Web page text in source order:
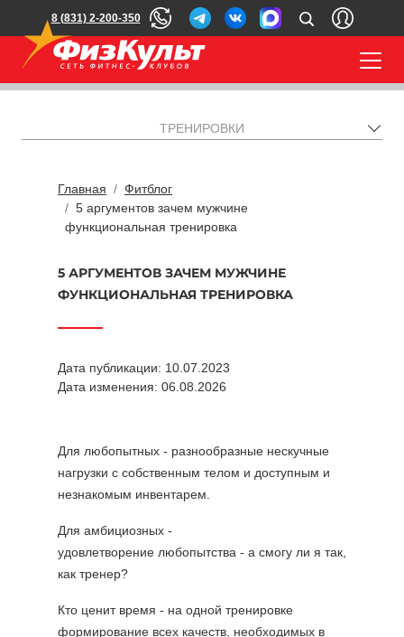
8 (831) 2-200-350
ТРЕНИРОВКИ
Главная
Фитблог
5 аргументов зачем мужчине
функциональная тренировка
5 АРГУМЕНТОВ ЗАЧЕМ МУЖЧИНЕ
ФУНКЦИОНАЛЬНАЯ ТРЕНИРОВКА
Дата публикации: 10.07.2023
Дата изменения: 06.08.2026
Для любопытных - разнообразные нескучные
нагрузки с собственным телом и доступным и
незнакомым инвентарем.
Для амбициозных -
удовлетворение любопытства - а смогу ли я так,
как тренер?
Кто ценит время - на одной тренировке
формирование всех качеств, необходимых в